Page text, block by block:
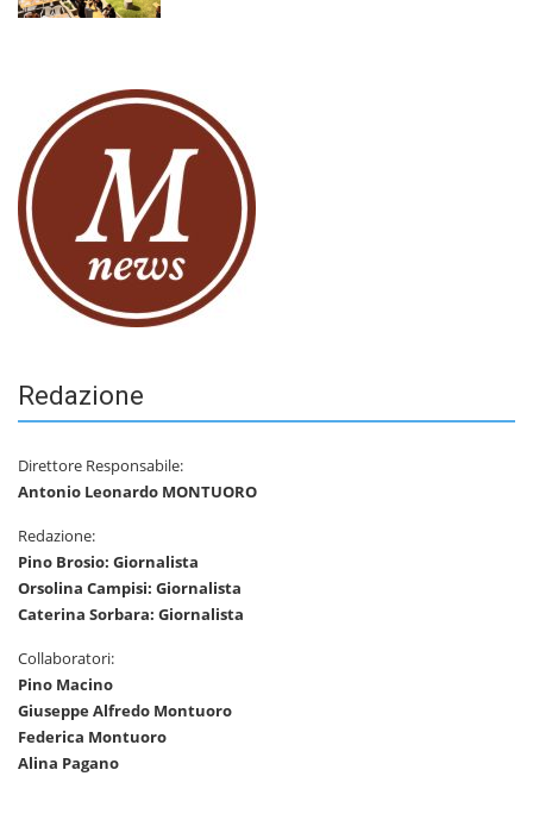
Redazione
Direttore Responsabile:
Antonio Leonardo MONTUORO
Redazione:
Pino Brosio: Giornalista
Orsolina Campisi: Giornalista
Caterina Sorbara: Giornalista
Collaboratori:
Pino Macino
Giuseppe Alfredo Montuoro
Federica Montuoro
Alina Pagano